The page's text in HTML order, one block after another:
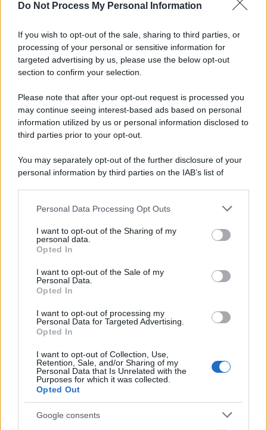
Do Not Process My Personal Information
If you wish to opt-out of the sale, sharing to third parties, or
processing of your personal or sensitive information for
targeted advertising by us, please use the below opt-out
section to confirm your selection.
Please note that after your opt-out request is processed you
may continue seeing interest-based ads based on personal
information utilized by us or personal information disclosed to
third parties prior to your opt-out.
You may separately opt-out of the further disclosure of your
personal information by third parties on the IAB’s list of
This information may also be disclosed by us to third parties
disclose it to other third parties.
Please note that this website/app uses one or more Google
services and may gather and store information including but
not limited to your visit or usage behaviour. You may click to
grant or deny consent to Google and its third-party tags to
consent section.
Personal Data Processing Opt Outs
I want to opt-out of the Sharing of my
personal data.
Opted In
I want to opt-out of the Sale of my
Personal Data.
Opted In
I want to opt-out of processing my
Personal Data for Targeted Advertising.
Opted In
I want to opt-out of Collection, Use,
Retention, Sale, and/or Sharing of my
Personal Data that Is Unrelated with the
Purposes for which it was collected.
Opted Out
Google consents